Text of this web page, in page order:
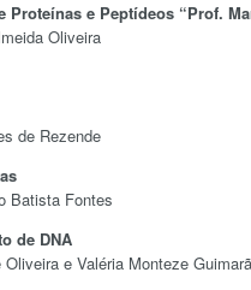
e Peptídeos “Prof.
Oliveira
de Rezende
Batista Fontes
de DNA
e Valéria Monteze